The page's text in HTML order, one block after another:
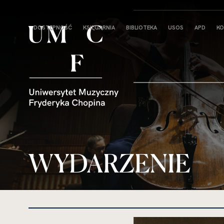
Strona
główna
DOSTĘPNOŚĆ KSIĘGARNIA BIBLIOTEKA USOS APD
WYDARZENIE